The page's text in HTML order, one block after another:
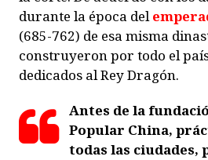
durante la época del
(685-762) de esa misma
construyeron por todo el
dedicados al Rey Dragón.
Antes de la
Popular China,
todas las ciudades,